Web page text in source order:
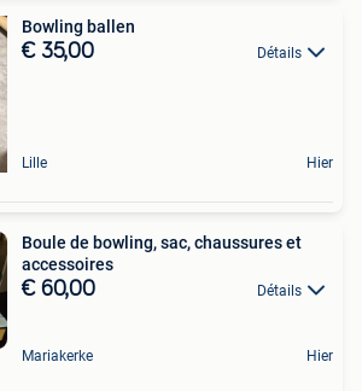
Bowling ballen
€ 35,00 Détails
Lille Hier
Boule de bowling, sac, chaussures et
accessoires
€ 60,00 Détails
Mariakerke Hier